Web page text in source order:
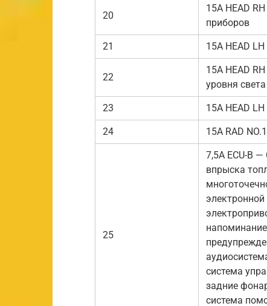
20
15А HEAD
приборов
21 15А HEAD
22
15А HEAD
уровня
23 15А HEAD
24 15А RAD
25
7,5А ECU-B
впрыска
система
задние
система